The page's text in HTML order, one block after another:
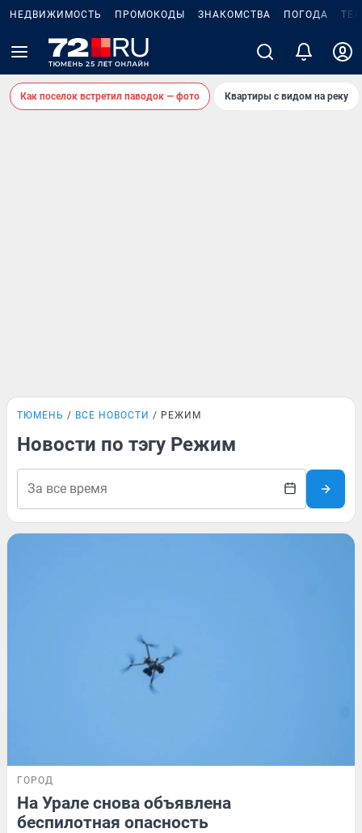
НЕДВИЖИМОСТЬ ПРОМОКОДЫ ЗНАКОМСТВА ПОГОДА
Как поселок встретил паводок — фото Квартиры с видом на реку
ТЮМЕНЬ ВСЕ НОВОСТИ РЕЖИМ
Новости по тэгу Режим
ГОРОД
На Урале снова объявлена
беспилотная опасность